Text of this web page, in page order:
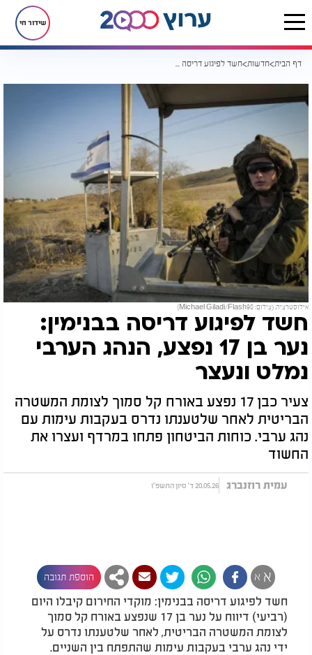
שידור חי
דף הבית חדשות חשד לפיגוע דריסה בבנימין: נער בן 17 נפצע, הנהג הערבי נמלט ונעצר
אילוסטרציה. (צילום: Michael Giladi/Flash90)
חשד לפיגוע דריסה בבנימין:
נער בן 17 נפצע, הנהג הערבי
נמלט ונעצר
צעיר כבן 17 נפצע באורח קל סמוך לצומת המשטרה
הבריטית לאחר שלטענתו נדרס בעקבות עימות עם
נהג ערבי. כוחות הביטחון פתחו במרדף ועצרו את
החשוד
עמית רוזנברג 20.05.26 ד' סיון התשפ"ו
א א הוספת תגובה
חשד לפיגוע דריסה בבנימין: מוקדי החירום קיבלו היום
(רביעי) דיווח על נער בן 17 שנפצע באורח קל סמוך
לצומת המשטרה הבריטית, לאחר שלטענתו נדרס על
ידי נהג ערבי בעקבות עימות שהתפתח בין השניים.